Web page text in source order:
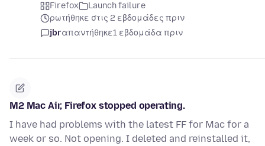
Firefox
Launch failure
ρωτήθηκε στις 2 εβδομάδες πριν
jbrαπαντήθηκε1 εβδομάδα πριν
M2 Mac Air, Firefox stopped operating.
I have had problems with the latest FF for Mac for a
week or so. Not opening. I deleted and reinstalled it,